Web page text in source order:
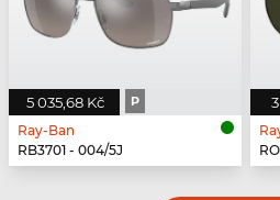
5 035,68 Kč P
Ray-Ban
RB3701 - 004/5J